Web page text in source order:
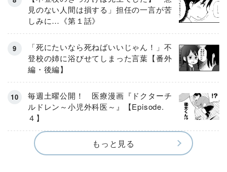
見のない人間は損する」担任の一言が苦
しみに…《第１話》
「死にたいなら死ねばいいじゃん！」不
登校の姉に浴びせてしまった言葉【番外
編・後編】
毎週土曜公開！ 医療漫画『ドクターチ
ルドレン～小児外科医～』【Episode.
４】
もっと見る